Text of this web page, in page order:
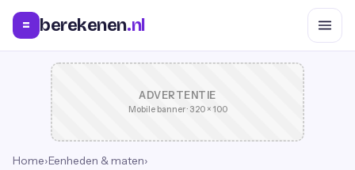
= berekenen.nl
ADVERTENTIE
Mobile banner · 320 × 100
Home›Eenheden & maten›